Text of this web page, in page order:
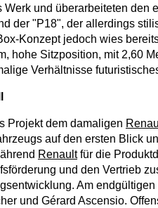
und überarbeiteten den
der "P18", der allerdings
Konzept jedoch wies
hohe Sitzposition, mit 2,60
Verhältnisse
Projekt dem damaligen
auf den ersten Blick
Renaultfür die
und den Vertrieb
Am
und Gérard Ascensio.